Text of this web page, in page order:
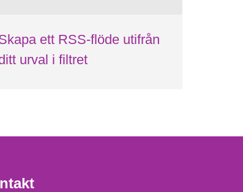
ett RSS-flöde utifrån
urval i filtret